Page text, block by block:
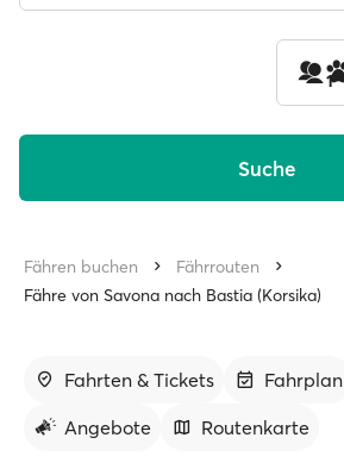
1
Suche
Fähren buchen
Fährrouten
Fähre von Savona nach Bastia (Korsika)
Fahrten & Tickets
Fahrplan
Angebote
Routenkarte